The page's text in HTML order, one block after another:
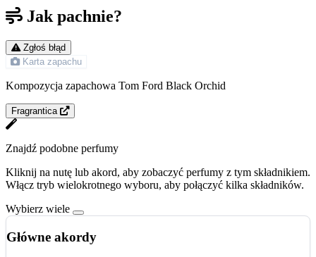
Jak pachnie?
Zgłoś błąd
Karta zapachu
Kompozycja zapachowa Tom Ford Black Orchid
Fragrantica
Znajdź podobne perfumy
Kliknij na nutę lub akord, aby zobaczyć perfumy z tym składnikiem.
Włącz tryb wielokrotnego wyboru, aby połączyć kilka składników.
Wybierz wiele
Główne akordy